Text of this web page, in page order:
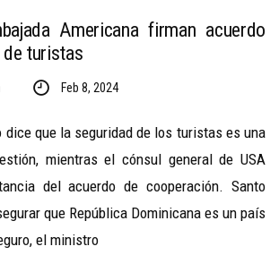
Americana firman acuerdo
de turistas
Feb 8, 2024
dice que la seguridad de los turistas es una
mientras el cónsul general de USA
del acuerdo de cooperación. Santo
que República Dominicana es un país
el ministro